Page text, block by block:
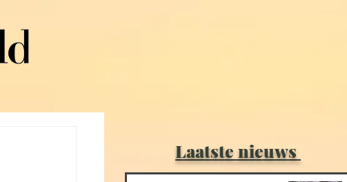
Laatste nieuws